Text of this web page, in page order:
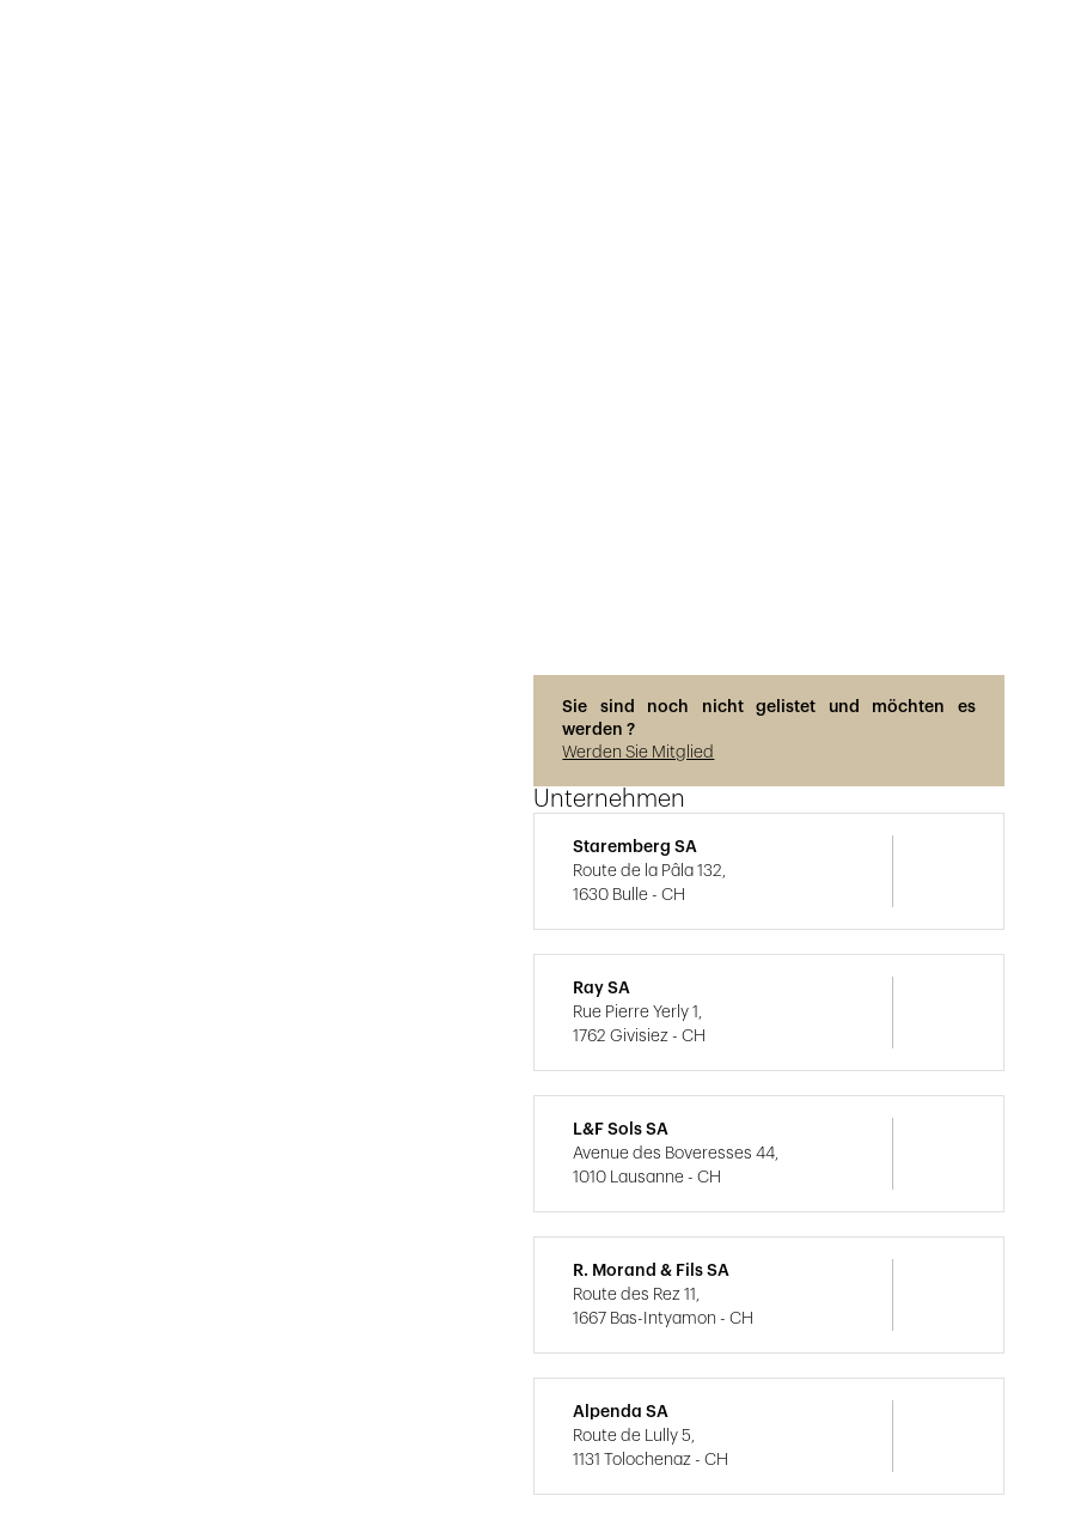
Sie sind noch nicht gelistet und möchten es
werden ?
Werden Sie Mitglied
Unternehmen
Staremberg SA
Route de la Pâla 132,
1630 Bulle - CH
Ray SA
Rue Pierre Yerly 1,
1762 Givisiez - CH
L&F Sols SA
Avenue des Boveresses 44,
1010 Lausanne - CH
R. Morand & Fils SA
Route des Rez 11,
1667 Bas-Intyamon - CH
Alpenda SA
Route de Lully 5,
1131 Tolochenaz - CH